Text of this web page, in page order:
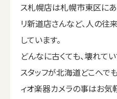
ス札幌店は札幌市東区に
リ新道店さんなど、人の
しています。
どんなに古くても、壊れて
スタッフが北海道どこへで
ィオ楽器カメラの事はお気